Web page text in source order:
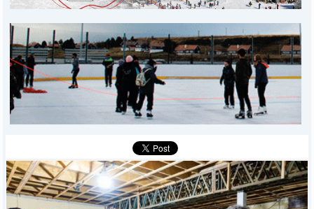
DEPORTES
POLICIALES
I-DIARIO
MÁS
BÚSQUEDA